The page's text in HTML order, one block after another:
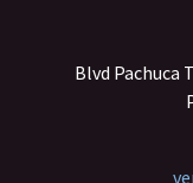
Blvd Pachuca